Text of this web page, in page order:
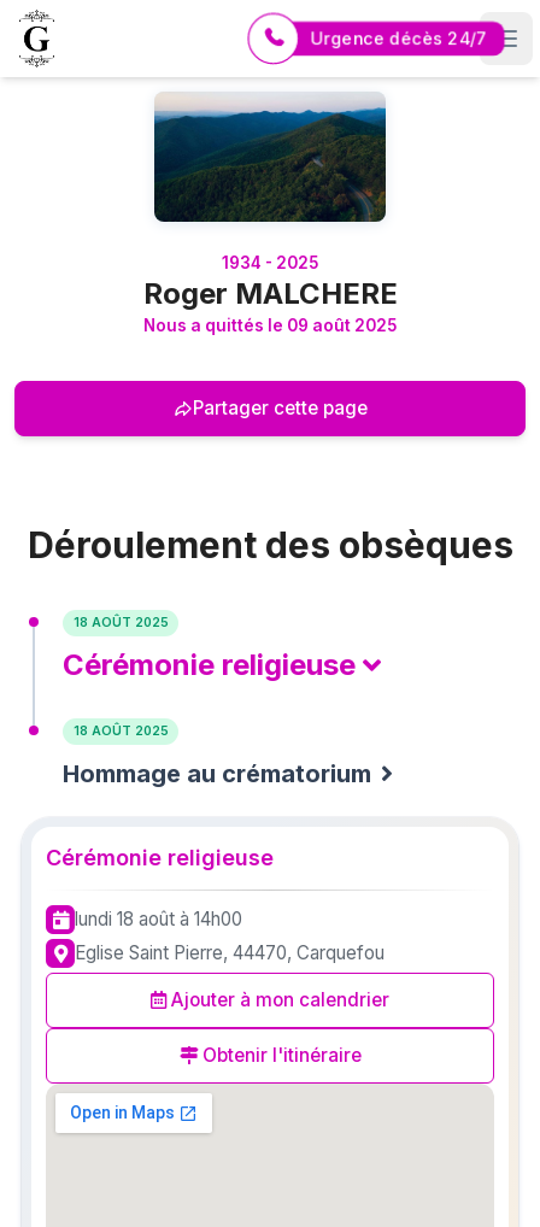
Logo Pompes Funèbres GUERIN
Urgence décès 24/7
1934 - 2025
Roger MALCHERE
Nous a quittés le 09 août 2025
Partager cette page
Déroulement des obsèques
18 AOÛT 2025
Cérémonie religieuse
18 AOÛT 2025
Hommage au crématorium
Cérémonie religieuse
lundi 18 août à 14h00
Eglise Saint Pierre, 44470, Carquefou
Ajouter à mon calendrier
Obtenir l'itinéraire